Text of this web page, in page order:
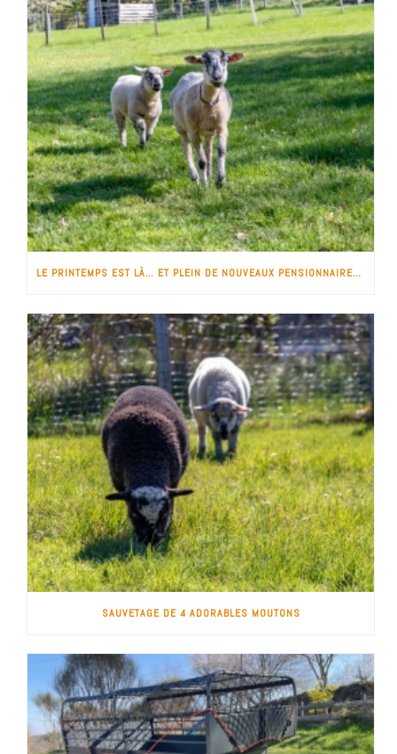
LE PRINTEMPS EST LÀ… ET PLEIN DE NOUVEAUX PENSIONNAIRES !
SAUVETAGE DE 4 ADORABLES MOUTONS